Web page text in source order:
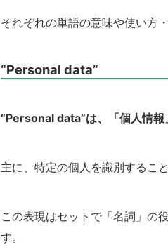
それぞれの単語の意味や使い方
“Personal data”
“Personal data”は、「個人情報
主に、特定の個人を識別するこ
この表現はセットで「名詞」の
す。